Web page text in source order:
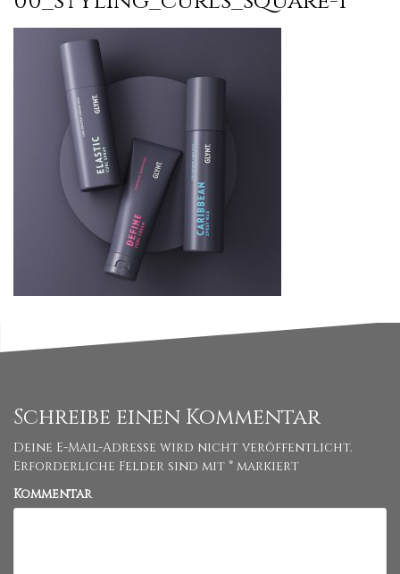
Schreibe einen Kommentar
Deine E-Mail-Adresse wird nicht veröffentlicht.
Erforderliche Felder sind mit * markiert
Kommentar